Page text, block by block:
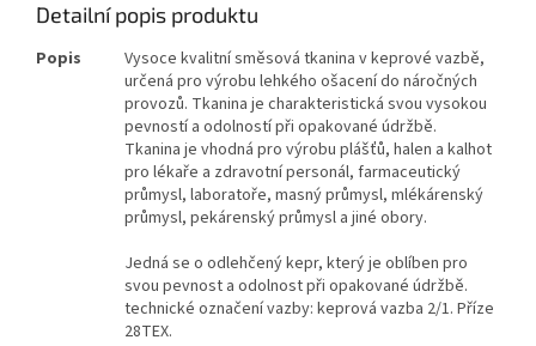
Detailní popis produktu
Popis
Vysoce kvalitní směsová tkanina v keprové vazbě,
určená pro výrobu lehkého ošacení do náročných
provozů. Tkanina je charakteristická svou vysokou
pevností a odolností při opakované údržbě.
Tkanina je vhodná pro výrobu plášťů, halen a kalhot
pro lékaře a zdravotní personál, farmaceutický
průmysl, laboratoře, masný průmysl, mlékárenský
průmysl, pekárenský průmysl a jiné obory.
Jedná se o odlehčený kepr, který je oblíben pro
svou pevnost a odolnost při opakované údržbě.
technické označení vazby: keprová vazba 2/1. Příze
28TEX.